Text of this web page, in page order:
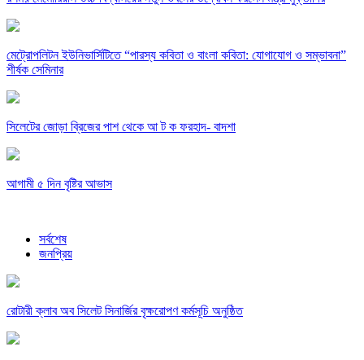
মেট্রোপলিটন ইউনিভার্সিটিতে “পারস্য কবিতা ও বাংলা কবিতা: যোগাযোগ ও সম্ভাবনা”
শীর্ষক সেমিনার
সিলেটের জোড়া ব্রিজের পাশ থেকে আ ট ক ফরহাদ- বাদশা
আগামী ৫ দিন বৃষ্টির আভাস
সর্বশেষ
জনপ্রিয়
রোটারী ক্লাব অব সিলেট সিনার্জির বৃক্ষরোপণ কর্মসূচি অনুষ্ঠিত